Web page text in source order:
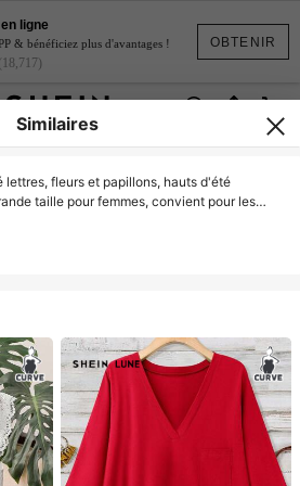
OBTENIR
ligne
& bénéficiez plus d'avantages !
(18,717)
Similaires
lettres, fleurs et papillons, hauts d'été
taille pour femmes, convient pour les
le printemps, la fête des mères, le port
la plage, le fitness, la remise des
un Top de printemps à la mode